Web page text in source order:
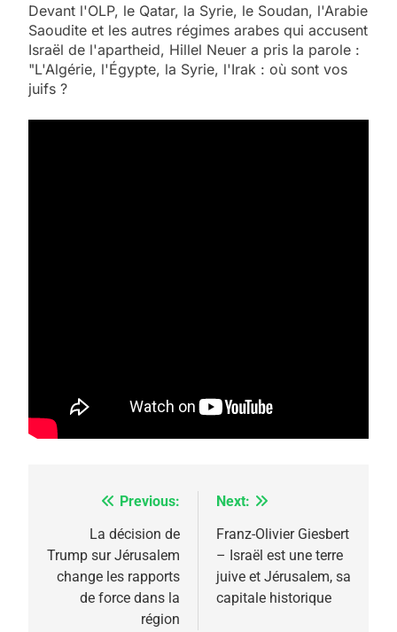
Devant l'OLP, le Qatar, la Syrie, le Soudan, l'Arabie
Saoudite et les autres régimes arabes qui accusent
Israël de l'apartheid, Hillel Neuer a pris la parole :
"L'Algérie, l'Égypte, la Syrie, l'Irak : où sont vos
juifs ?
Navigation
l’article
Previous:
La décision de
Trump sur Jérusalem
change les rapports
de force dans la
région
Next:
Franz-Olivier Giesbert
– Israël est une terre
juive et Jérusalem, sa
capitale historique
2025, l’année la plus
meurtrière selon le
l’antisémitisme
FIÈRE, DIGNE ET RÉSILIENTE :
POURQUOI JE REVENDIQUE
MA JUDAÏTE par Thérèse
Zrihen-Dvir
ISRAÉL JUDAISME